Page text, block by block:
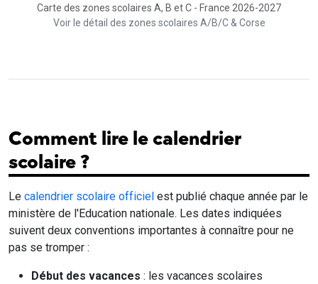
Carte des zones scolaires A, B et C - France 2026-2027
Voir le détail des zones scolaires A/B/C & Corse
Comment lire le calendrier
scolaire ?
Le calendrier scolaire officiel est publié chaque année par le
ministère de l'Education nationale. Les dates indiquées
suivent deux conventions importantes à connaître pour ne
pas se tromper :
Début des vacances : les vacances scolaires